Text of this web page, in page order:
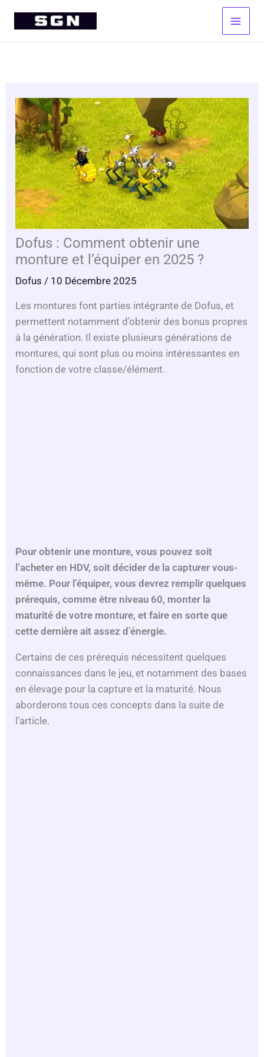
Dofus : Comment obtenir une
monture et l’équiper en 2025 ?
Dofus / 10 Décembre 2025
Les montures font parties intégrante de Dofus, et
permettent notamment d’obtenir des bonus propres
à la génération. Il existe plusieurs générations de
montures, qui sont plus ou moins intéressantes en
fonction de votre classe/élément.
Pour obtenir une monture, vous pouvez soit
l’acheter en HDV, soit décider de la capturer vous-
même. Pour l’équiper, vous devrez remplir quelques
prérequis, comme être niveau 60, monter la
maturité de votre monture, et faire en sorte que
cette dernière ait assez d’énergie.
Certains de ces prérequis nécessitent quelques
connaissances dans le jeu, et notamment des bases
en élevage pour la capture et la maturité. Nous
aborderons tous ces concepts dans la suite de
l’article.